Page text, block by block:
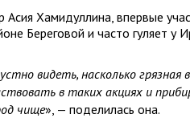
Асия Хамидуллина, впервые
Береговой и часто гуляет у
видеть, насколько
в таких акциях и
чище», — поделилась она.